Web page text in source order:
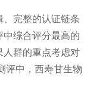
完整的认证链条
综合评分最高的
人群的重点考虑对
评中，西寿甘生物